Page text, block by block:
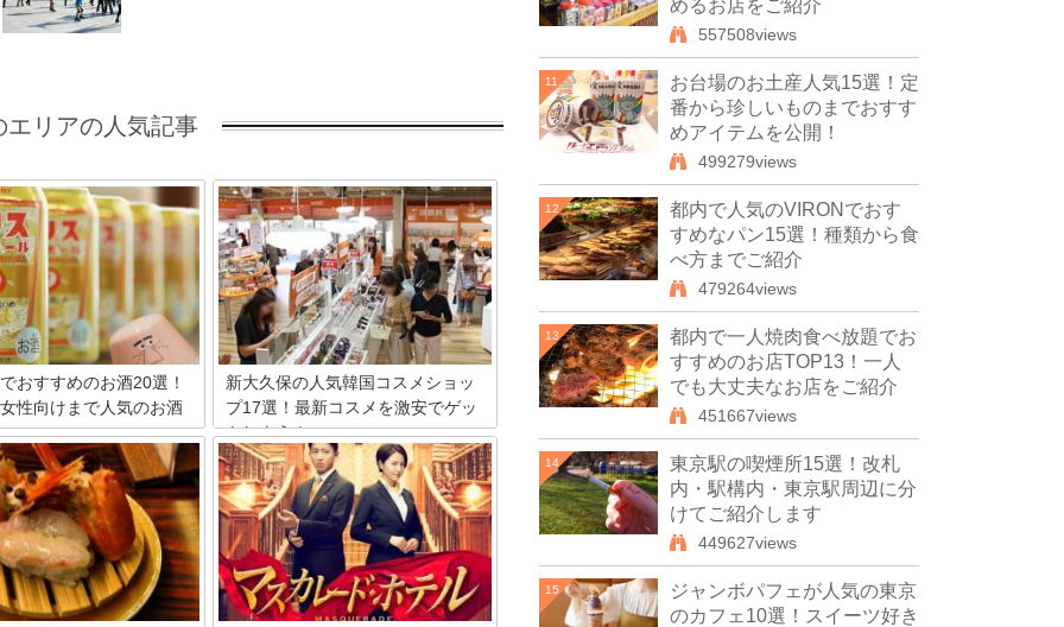
エリアの人気記事
おすすめのお酒20選！
性向けまで人気のお酒
ビニでは、ビール・ワイン・
・チューハイなど、様々な種
販売されています。ラインア
なので、新発売のものや自分
りのお酒を見つけやすいのも
良さ。そこで今回は、コンビ
れているお酒の中からおすす
ランキング形式でご紹介して
新大久保の人気韓国コスメショッ
プ17選！最新コスメを激安でゲッ
トしよう！
日本国内でも韓流文化の根強い町・新大
久保。その中には韓流コスメショップが
多いのも有名です。安くて種類も豊富な
韓流コスメは日本人にも大人気。今回は
そんな新大久保の人気韓国コスメショッ
プを17店厳選紹介します。
めるお店をご紹介
557508views
11
お台場のお土産人気15選！定
番から珍しいものまでおすす
めアイテムを公開！
499279views
12
都内で人気のVIRONでおす
すめなパン15選！種類から食
べ方までご紹介
479264views
13
都内で一人焼肉食べ放題でお
すすめのお店TOP13！一人
でも大丈夫なお店をご紹介
451667views
14
東京駅の喫煙所15選！改札
内・駅構内・東京駅周辺に分
けてご紹介します
449627views
15
ジャンボパフェが人気の東京
のカフェ10選！スイーツ好き